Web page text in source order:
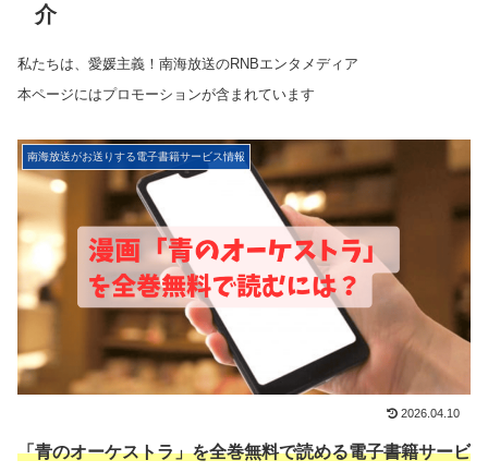
介
私たちは、愛媛主義！南海放送のRNBエンタメディア
本ページにはプロモーションが含まれています
南海放送がお送りする電子書籍サービス情報
2026.04.10
「青のオーケストラ」を全巻無料で読める電子書籍サービ